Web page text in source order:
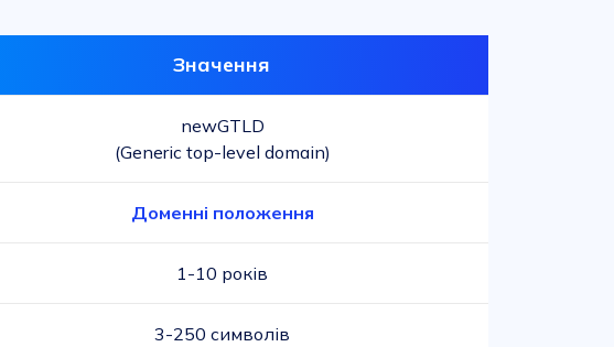
Значення
newGTLD
(Generic top-level domain)
Доменні положення
1-10 років
3-250 символів